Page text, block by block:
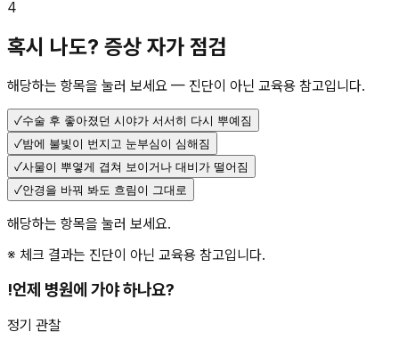
4
혹시 나도? 증상 자가 점검
해당하는 항목을 눌러 보세요 — 진단이 아닌 교육용 참고입니다.
✓수술 후 좋아졌던 시야가 서서히 다시 뿌예짐
✓밤에 불빛이 번지고 눈부심이 심해짐
✓사물이 뿌옇게 겹쳐 보이거나 대비가 떨어짐
✓안경을 바꿔 봐도 흐림이 그대로
해당하는 항목을 눌러 보세요.
※ 체크 결과는 진단이 아닌 교육용 참고입니다.
!언제 병원에 가야 하나요?
정기 관찰